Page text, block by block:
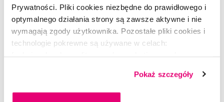
Prywatności. Pliki cookies niezbędne do prawidłowego i
optymalnego działania strony są zawsze aktywne i nie
wymagają zgody użytkownika. Pozostałe pliki cookies i
technologie pokrewne są używane w celach:
dobrowolną zgodę na pliki cookies i technologie
pokrewne, zgadzasz się na przechowywanie informacji
Pokaż szczegóły